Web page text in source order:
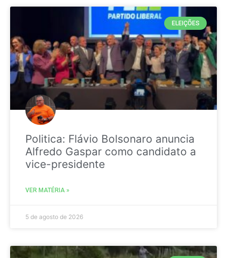
ELEIÇÕES
Politica: Flávio Bolsonaro anuncia
Alfredo Gaspar como candidato a
vice-presidente
VER MATÉRIA »
5 de agosto de 2026